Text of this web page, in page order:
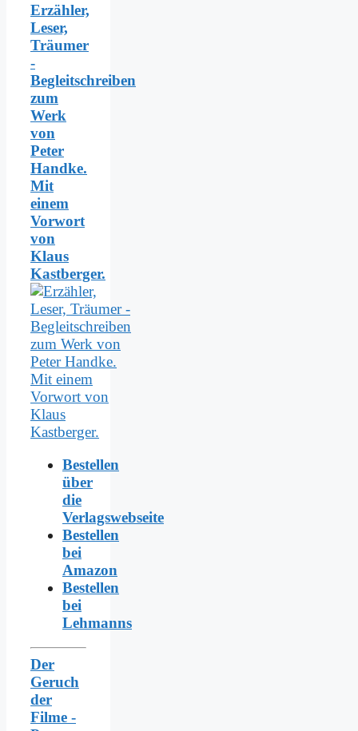
Erzähler,
Leser,
Träumer
-
Begleitschreiben
zum
Werk
von
Peter
Handke.
Mit
einem
Vorwort
von
Klaus
Kastberger.
Bestellen
über
die
Verlagswebseite
Bestellen
bei
Amazon
Bestellen
bei
Lehmanns
Der
Geruch
der
Filme -